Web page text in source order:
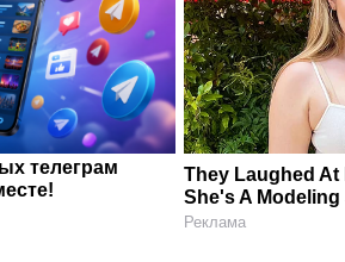
телеграм
They Laughed
She's A
Реклама